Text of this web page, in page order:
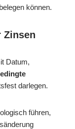
können.
Zinsen
Datum,
darlegen.
führen,